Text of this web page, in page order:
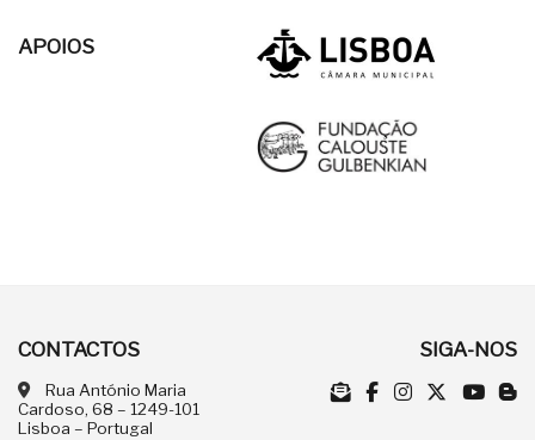
APOIOS
CONTACTOS
Rua António Maria
Cardoso, 68 – 1249-101
Lisboa – Portugal
SIGA-NOS